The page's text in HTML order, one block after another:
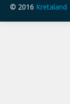
© 2016 Kretaland